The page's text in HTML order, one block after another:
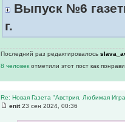
Выпуск №6
г.
Последний раз редактировалось
8 человек отметили этот пост как
Re: Новая Газета "Австрия. Любимая
enit23 сен 2024, 00:36